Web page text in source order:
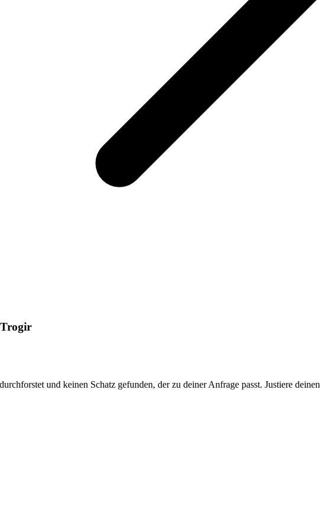
und keinen Schatz gefunden, der zu deiner Anfrage passt. Justiere